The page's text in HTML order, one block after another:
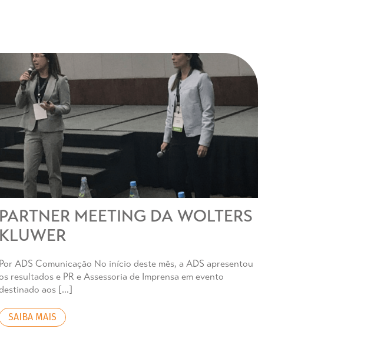
PARTNER MEETING DA WOLTERS
KLUWER
Por ADS Comunicação No início deste mês, a ADS apresentou
resultados e PR e Assessoria de Imprensa em evento
aos […]
SAIBA MAIS